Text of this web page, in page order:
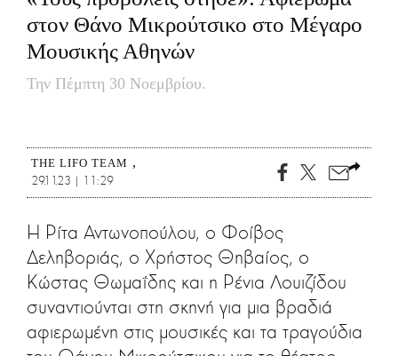
CITY GUIDE
ΑΜΠΑ
PRINT
στον Θάνο Μικρούτσικο στο Μέγαρο
Μουσικής Αθηνών
Την Πέμπτη 30 Νοεμβρίου.
THE LIFO TEAM
29.11.23 | 11:29
Η Ρίτα Αντωνοπούλου, ο Φοίβος
Δεληβοριάς, ο Χρήστος Θηβαίος, ο
Κώστας Θωμαΐδης και η Ρένια Λουιζίδου
συναντιούνται στη σκηνή για μια βραδιά
αφιερωμένη στις μουσικές και τα τραγούδια